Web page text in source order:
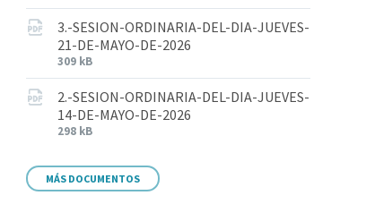
3.-SESION-ORDINARIA-DEL-DIA-JUEVES-
21-DE-MAYO-DE-2026
309 kB
2.-SESION-ORDINARIA-DEL-DIA-JUEVES-
14-DE-MAYO-DE-2026
298 kB
MÁS DOCUMENTOS